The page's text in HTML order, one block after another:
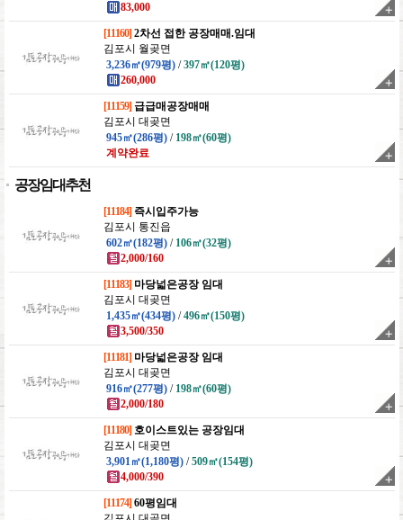
83,000
[11160] 2차선 접한 공장매매.임대
김포시 월곶면
3,236㎡(979평) /397㎡(120평)
260,000
[11159] 급급매공장매매
김포시 대곶면
945㎡(286평) / 198㎡(60평)
계약완료
공장임대추천
[11184] 즉시입주가능
김포시 통진읍
602㎡(182평) / 106㎡(32평)
2,000/160
[11183] 마당넓은공장 임대
김포시 대곶면
1,435㎡(434평) /496㎡(150평)
3,500/350
[11181] 마당넓은공장 임대
김포시 대곶면
916㎡(277평) / 198㎡(60평)
2,000/180
[11180] 호이스트있는 공장임대
김포시 대곶면
3,901㎡(1,180평) /509㎡(154평)
4,000/390
[11174] 60평임대